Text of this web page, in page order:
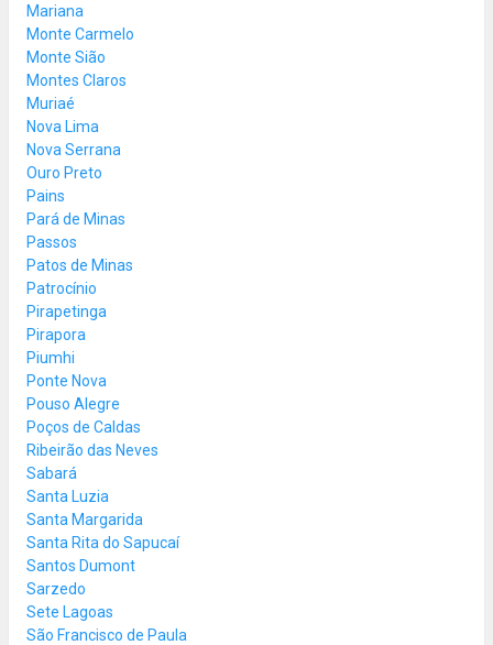
Mariana
Monte Carmelo
Monte Sião
Montes Claros
Muriaé
Nova Lima
Nova Serrana
Ouro Preto
Pains
Pará de Minas
Passos
Patos de Minas
Patrocínio
Pirapetinga
Pirapora
Piumhi
Ponte Nova
Pouso Alegre
Poços de Caldas
Ribeirão das Neves
Sabará
Santa Luzia
Santa Margarida
Santa Rita do Sapucaí
Santos Dumont
Sarzedo
Sete Lagoas
São Francisco de Paula